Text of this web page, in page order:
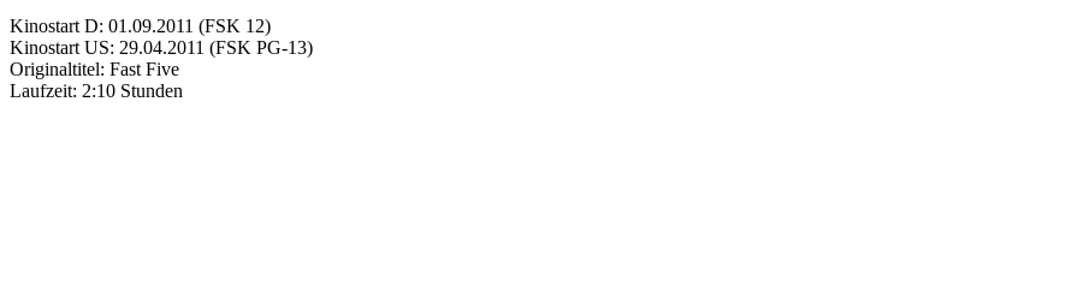
Kinostart D: 01.09.2011 (FSK 12)
Kinostart US: 29.04.2011 (FSK PG-13)
Originaltitel: Fast Five
Laufzeit: 2:10 Stunden